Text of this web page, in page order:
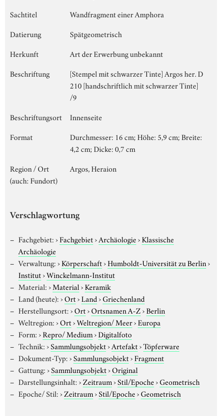
Sachtitel
Wandfragment einer Amphora
Datierung
Spätgeometrisch
Herkunft
Art der Erwerbung unbekannt
Beschriftung
[Stempel mit schwarzer Tinte] Argos her. D
210 [handschriftlich mit schwarzer Tinte]
/9
Beschriftungsort
Innenseite
Format
Durchmesser: 16 cm; Höhe: 5,9 cm; Breite:
4,2 cm; Dicke: 0,7 cm
Region / Ort
(auch: Fundort)
Argos, Heraion
Verschlagwortung
Fachgebiet:›Fachgebiet›Archäologie›Klassische
Archäologie
Verwaltung:›Körperschaft›Humboldt-Universität zu Berlin›
Institut›Winckelmann-Institut
Material:›Material›Keramik
Land (heute):›Ort›Land›Griechenland
Herstellungsort:›Ort›Ortsnamen A-Z›Berlin
Weltregion:›Ort›Weltregion/ Meer›Europa
Form:›Repro/ Medium›Digitalfoto
Technik:›Sammlungsobjekt›Artefakt›Töpferware
Dokument-Typ:›Sammlungsobjekt›Fragment
Gattung:›Sammlungsobjekt›Original
Darstellungsinhalt:›Zeitraum›Stil/Epoche›Geometrisch
Epoche/ Stil:›Zeitraum›Stil/Epoche›Geometrisch